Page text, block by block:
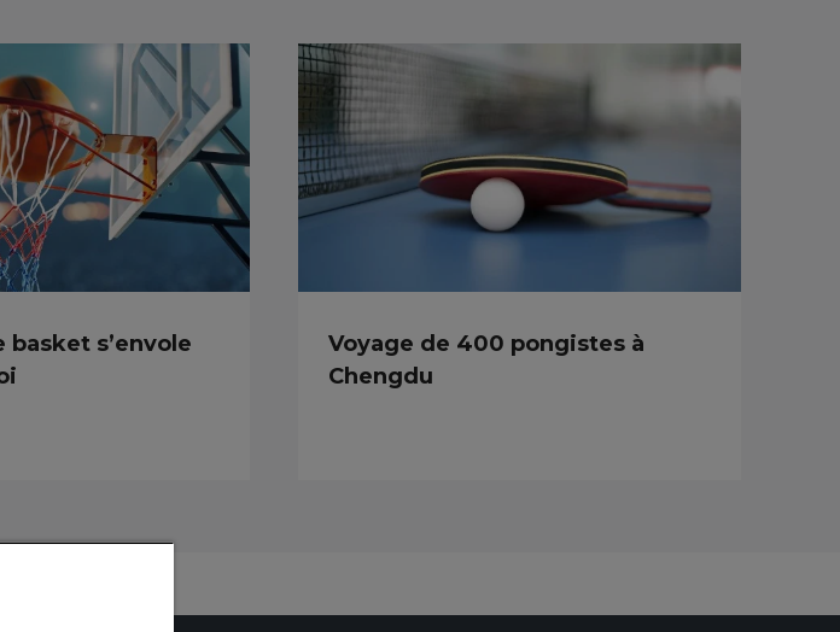
basket s’envole
Voyage de 400 pongistes à
Chengdu